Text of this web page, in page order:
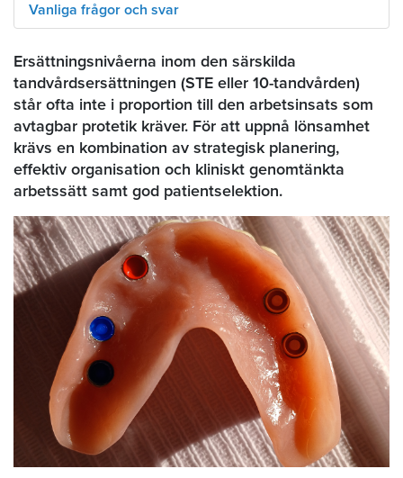
Vanliga frågor och svar
Ersättningsnivåerna inom den särskilda
tandvårdsersättningen (STE eller 10-tandvården)
står ofta inte i proportion till den arbetsinsats som
avtagbar protetik kräver. För att uppnå lönsamhet
krävs en kombination av strategisk planering,
effektiv organisation och kliniskt genomtänkta
arbetssätt samt god patientselektion.